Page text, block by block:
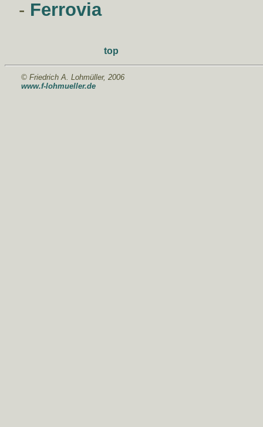
- Ferrovia
top
© Friedrich A. Lohmüller, 2006
www.f-lohmueller.de